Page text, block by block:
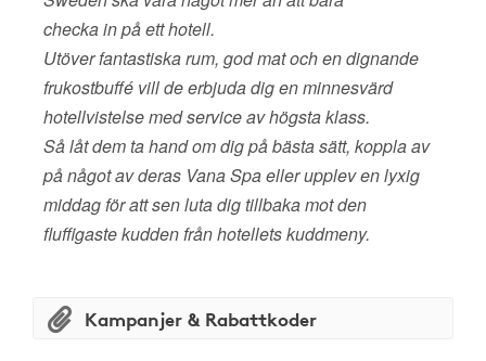
checka in på ett hotell.
Utöver fantastiska rum, god mat och en dignande
frukostbuffé vill de erbjuda dig en minnesvärd
hotellvistelse med service av högsta klass.
Så låt dem ta hand om dig på bästa sätt, koppla av
på något av deras Vana Spa eller upplev en lyxig
middag för att sen luta dig tillbaka mot den
fluffigaste kudden från hotellets kuddmeny.
Kampanjer & Rabattkoder